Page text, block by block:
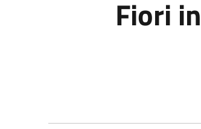
Fiori